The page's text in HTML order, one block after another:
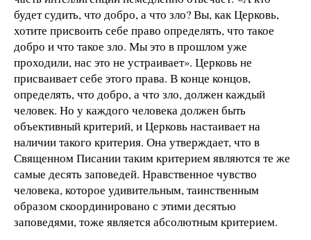
будет судить, что добро, а что зло? Вы, как Церковь,
хотите присвоить себе право определять, что такое
добро и что такое зло. Мы это в прошлом уже
проходили, нас это не устраивает». Церковь не
присваивает себе этого права. В конце концов,
определять, что добро, а что зло, должен каждый
человек. Но у каждого человека должен быть
объективный критерий, и Церковь настаивает на
наличии такого критерия. Она утверждает, что в
Священном Писании таким критерием являются те же
самые десять заповедей. Нравственное чувство
человека, которое удивительным, таинственным
образом скоординировано с этими десятью
заповедями, тоже является абсолютным критерием.